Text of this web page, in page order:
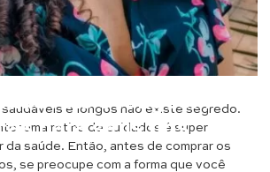
e longos: 7
para seus fios
e longos não existe segredo.
uma rotina de cuidados é super
da saúde. Então, antes de comprar os
se preocupe com a forma que você